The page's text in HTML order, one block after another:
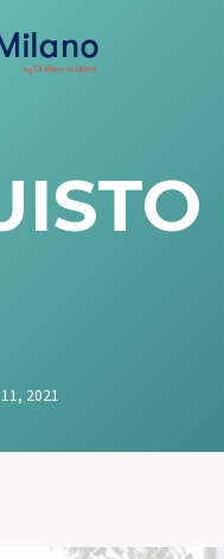
2021